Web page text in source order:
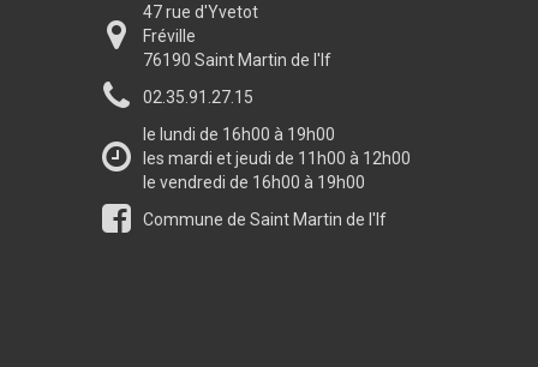
47 rue d'Yvetot
Fréville
76190 Saint Martin de l'If
02.35.91.27.15
le lundi de 16h00 à 19h00
les mardi et jeudi de 11h00 à 12h00
le vendredi de 16h00 à 19h00
Commune de Saint Martin de l'If